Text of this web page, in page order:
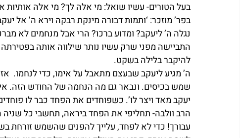
בעל הטורים- עשיו שואל: מי אלה לך? מי אלה אותיות
בפר’ מוזכר: ‘ותמות דבורה מינקת רבקה וירא ה’ אל
נגלה ה’ ליעקב? ומדוע ברכו? הרי אבל מנחמים לא
התביישה מפני שרק עשיו נותר שילווה אותה
להיקבר בלילה בשקט.
ה’ מגיע ליעקב שבעצם מתאבל על אימו, כדי לנחמו.
שמש בכיסים. ונבאר גם מה הנחמה של החודש הזה.
יעקב מאד ויצר לו’. כשפוחדים את הפחד כבר לו
הרב וולבה- תחליפי את הפחד ביראה, תחשבי כל
עבורך! כדי לא לפחד, עלייך להפנים שהשמש זורחת